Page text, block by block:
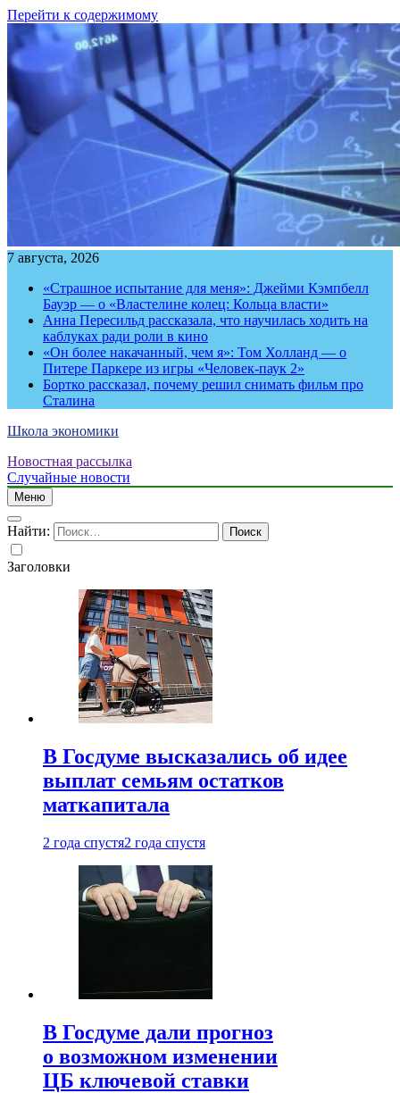
Перейти к содержимому
7 августа, 2026
«Страшное испытание для меня»: Джейми Кэмпбелл
Бауэр — о «Властелине колец: Кольца власти»
Анна Пересильд рассказала, что научилась ходить на
каблуках ради роли в кино
«Он более накачанный, чем я»: Том Холланд — о
Питере Паркере из игры «Человек-паук 2»
Бортко рассказал, почему решил снимать фильм про
Сталина
Школа экономики
Новостная рассылка
Случайные новости
Меню
Найти:
Заголовки
В Госдуме высказались об идее
выплат семьям остатков
маткапитала
2 года спустя2 года спустя
В Госдуме дали прогноз
о возможном изменении
ЦБ ключевой ставки